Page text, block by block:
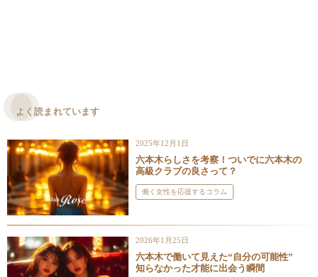
よく読まれています
2025年12月1日
六本木らしさを考察！ついでに六本木の
高級クラブの良さって？
働く女性を応援するコラム
2026年1月25日
六本木で働いて見えた“自分の可能性”
知らなかった才能に出会う瞬間